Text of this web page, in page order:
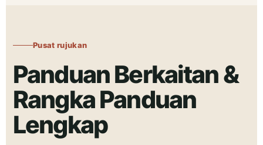
Pusat rujukan
Panduan Berkaitan &
Rangka Panduan
Lengkap